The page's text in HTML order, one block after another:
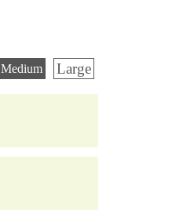
Medium Large